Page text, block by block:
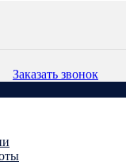
Заказать звонок